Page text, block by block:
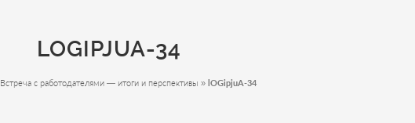
LOGIPJUA-34
Встреча с работодателями — итоги и перспективы » lOGipjuA-34